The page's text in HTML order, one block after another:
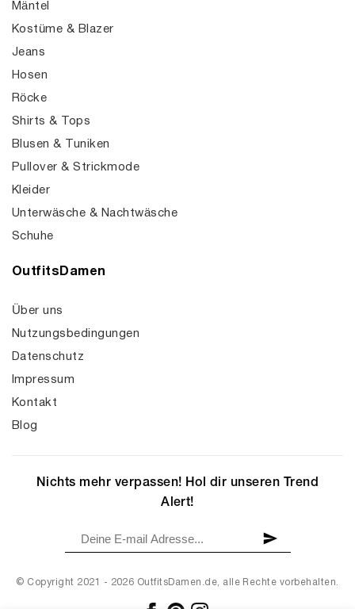
Mäntel
Kostüme & Blazer
Jeans
Hosen
Röcke
Shirts & Tops
Blusen & Tuniken
Pullover & Strickmode
Kleider
Unterwäsche & Nachtwäsche
Schuhe
OutfitsDamen
Über uns
Nutzungsbedingungen
Datenschutz
Impressum
Kontakt
Blog
© Copyright 2021 - 2026 OutfitsDamen.de, alle Rechte vorbehalten.
Nichts mehr verpassen! Hol dir unseren Trend
Alert!